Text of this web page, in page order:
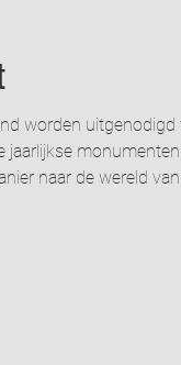
worden
naar de wereld